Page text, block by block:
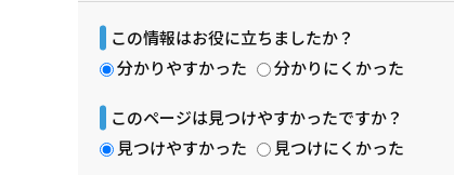
この情報はお役に立ちましたか？
分かりやすかった
分かりにくかった
このページは見つけやすかったですか？
見つけやすかった
見つけにくかった